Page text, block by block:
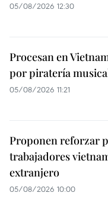
05/08/2026 12:30
Procesan en
por piratería
05/08/2026 11:21
Proponen reforzar
trabajadores
extranjero
05/08/2026 10:00